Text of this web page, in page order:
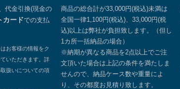
代金引換(現金の
カードでの支払
お客様の情報をク
いただきます。詳
扱いについての項
商品の総合計が33,000円(税込)未満は
全国一律1,100円(税込)、33,000円(税
込)以上は弊社が負担致します。（但し
1カ所一括納品の場合）
※納期が異なる商品を2点以上でご注
文頂いた場合は上記の条件を満たしま
せんので、納品ケース数や重量によ
り、その都度お見積り致します。